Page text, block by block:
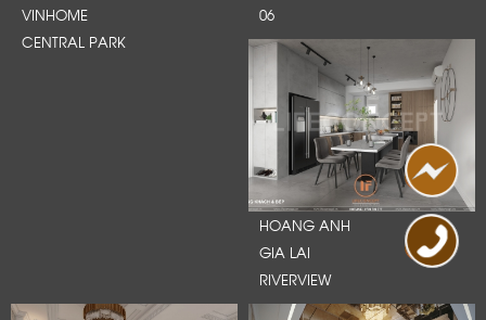
VINHOME
CENTRAL PARK
06
HOANG ANH
GIA LAI
RIVERVIEW